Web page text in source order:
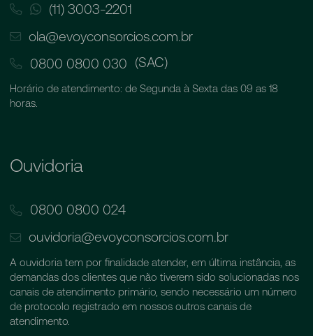
(11) 3003-2201
ola@evoyconsorcios.com.br
0800 0800 030 (SAC)
Horário de atendimento: de Segunda à Sexta das 09 as 18
horas.
Ouvidoria
0800 0800 024
ouvidoria@evoyconsorcios.com.br
A ouvidoria tem por finalidade atender, em última instância, as
demandas dos clientes que não tiverem sido solucionadas nos
canais de atendimento primário, sendo necessário um número
de protocolo registrado em nossos outros canais de
atendimento.